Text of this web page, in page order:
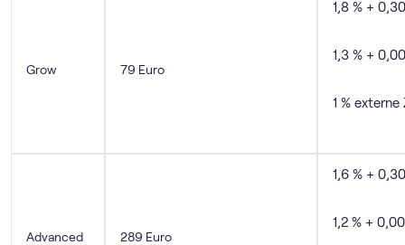
Grow 79 Euro
1,8 % +
1,3 % +
1 %
Advanced 289 Euro
1,6 % +
1,2 % +